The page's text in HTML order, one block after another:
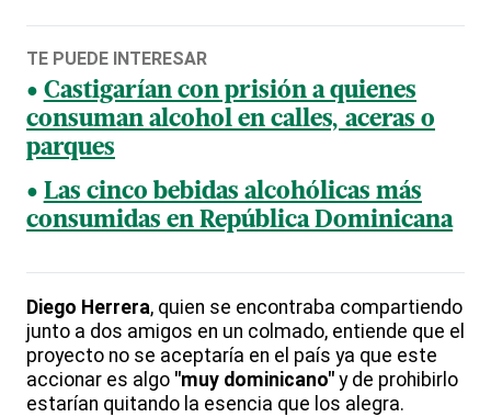
TE PUEDE INTERESAR
Castigarían con prisión a quienes
consuman alcohol en calles, aceras o
parques
Las cinco bebidas alcohólicas más
consumidas en República Dominicana
Diego Herrera, quien se encontraba compartiendo
junto a dos amigos en un colmado, entiende que el
proyecto no se aceptaría en el país ya que este
accionar es algo "muy dominicano" y de prohibirlo
estarían quitando la esencia que los alegra.